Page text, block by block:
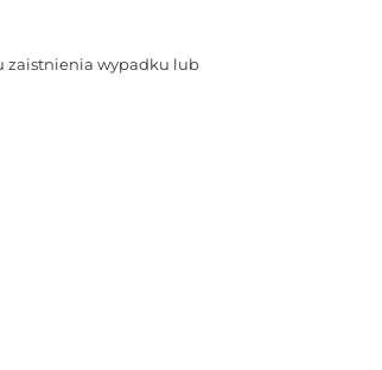
zaistnienia wypadku lub